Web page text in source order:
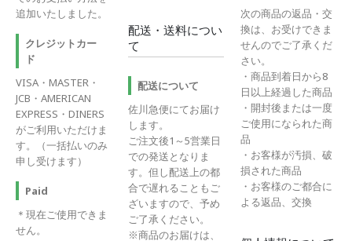
追加いたしました。
クレジットカー
ド
VISA・MASTER・
JCB・AMERICAN
EXPRESS・DINERS
がご利用いただけま
す。（一括払いのみ
申し受けます）
Paid
＊現在ご使用できま
せん。
配送・送料につい
て
配送について
佐川急便にてお届け
します。
ご注文後1～5営業日
での発送となりま
す。但し配送上の都
合で遅れることもご
ざいますので、予め
ご了承ください。
※商品のお届けは、
次の商品の返品・交
換は、お受けできま
せんのでご了承くだ
さい。
・商品到着日から8
日以上経過した商品
・開封後または一度
ご使用になられた商
品
・お客様が汚損、破
損された商品
・お客様のご都合に
よる返品、交換